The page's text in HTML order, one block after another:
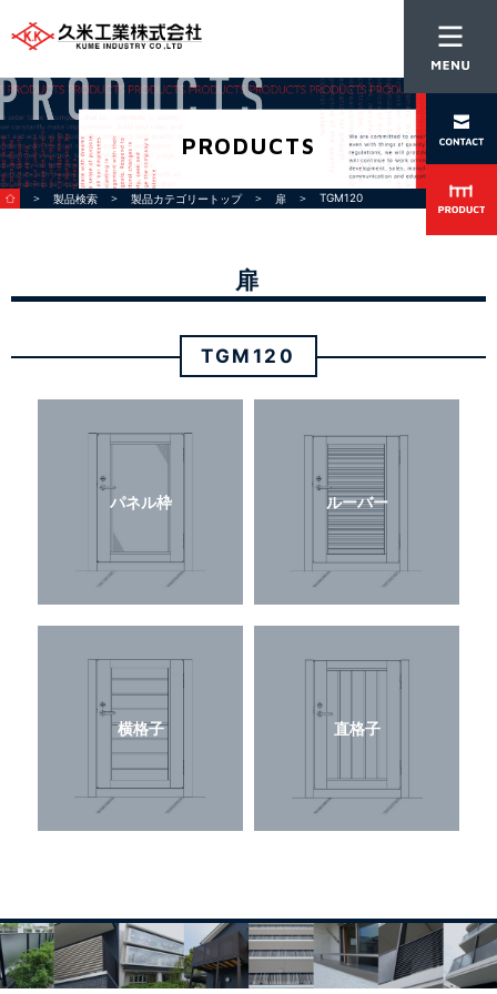
PRODUCTS
＞ 製品検索 ＞ 製品カテゴリートップ＞ 扉 ＞ TGM120
扉
TGM120
パネル枠 ルーバー
横格子 直格子